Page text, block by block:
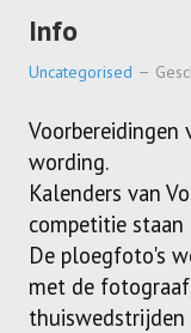
Meisjes U13-A
Meisjes U13-B
Meisjes U13-C
Jongens U15
Meisjes U15-A
Meisjes U15-B
Jongens U17
Info
Uncategorised
Voorbereidingen
wording.
Kalenders van
competitie staan
De ploegfoto's
met de